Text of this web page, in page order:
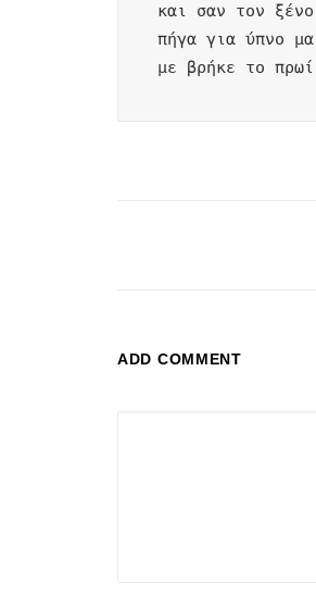
και σαν τον
πήγα για ύπνο
με βρήκε το
ADD COMMENT